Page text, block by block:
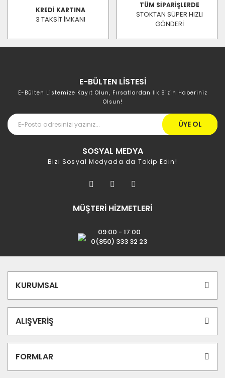
KREDİ KARTINA
3 TAKSİT İMKANI
TÜM SİPARİŞLERDE
STOKTAN SÜPER HIZLI
GÖNDERİ
E-BÜLTEN LİSTESİ
E-Bülten Listemize Kayıt Olun, Fırsatlardan İlk Sizin Haberiniz
Olsun!
ÜYE OL
SOSYAL MEDYA
Bizi Sosyal Medyada da Takip Edin!
MÜŞTERİ HİZMETLERİ
09:00 - 17:00
0(850) 333 32 23
KURUMSAL
ALIŞVERİŞ
FORMLAR